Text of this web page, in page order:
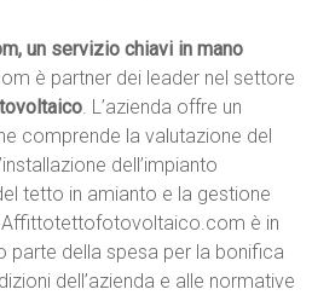
un servizio chiavi in mano
è partner dei leader nel settore
. L’azienda offre un
comprende la valutazione del
dell’impianto
tetto in amianto e la gestione
Affittotettofotovoltaico.com è in
parte della spesa per la bonifica
dell’azienda e alle normative